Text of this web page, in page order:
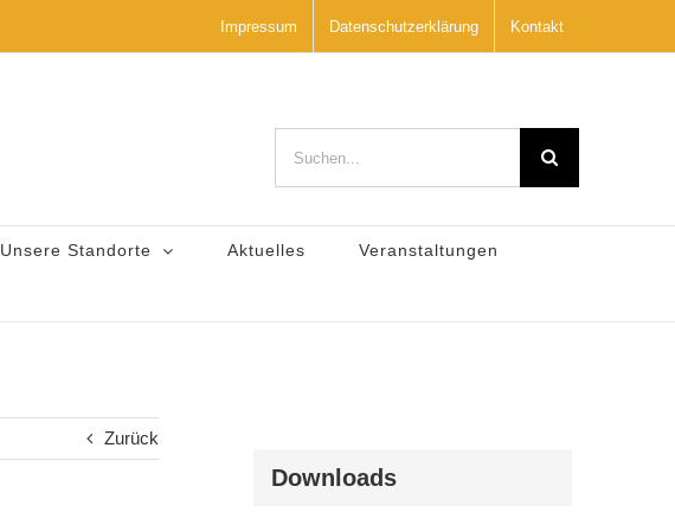
Impressum Datenschutzerklärung Kontakt
nach:
Unsere Standorte Aktuelles Veranstaltungen
Zurück
Downloads